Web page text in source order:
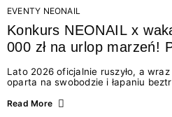
EVENTY NEONAIL
Konkurs NEONAIL x
000 zł na urlop marzeń!
Lato 2026 oficjalnie ruszyło, a
oparta na swobodzie i łapaniu
doświadczenia wakacji – od
Read More